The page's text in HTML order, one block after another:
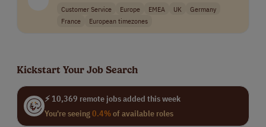
Customer Service Europe EMEA UK
Germany
France
European timezones
Kickstart Your Job Search
⚡ 10,369 remote jobs added this week
You're seeing0.4%of available roles